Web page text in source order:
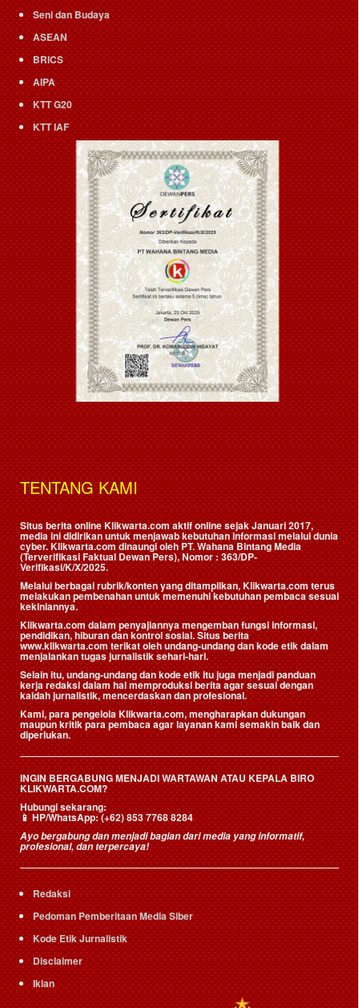
Seni dan Budaya
ASEAN
BRICS
AIPA
KTT G20
KTT IAF
TENTANG KAMI
Situs berita online Klikwarta.com aktif online sejak Januari 2017,
media ini didirikan untuk menjawab kebutuhan informasi melalui dunia
cyber. Klikwarta.com dinaungi oleh PT. Wahana Bintang Media
(Terverifikasi Faktual Dewan Pers), Nomor : 363/DP-
Verifikasi/K/X/2025.
Melalui berbagai rubrik/konten yang ditampilkan, Klikwarta.com terus
melakukan pembenahan untuk memenuhi kebutuhan pembaca sesuai
kekiniannya.
Klikwarta.com dalam penyajiannya mengemban fungsi informasi,
pendidikan, hiburan dan kontrol sosial. Situs berita
www.klikwarta.com terikat oleh undang-undang dan kode etik dalam
menjalankan tugas jurnalistik sehari-hari.
Selain itu, undang-undang dan kode etik itu juga menjadi panduan
kerja redaksi dalam hal memproduksi berita agar sesuai dengan
kaidah jurnalistik, mencerdaskan dan profesional.
Kami, para pengelola Klikwarta.com, mengharapkan dukungan
maupun kritik para pembaca agar layanan kami semakin baik dan
diperlukan.
INGIN BERGABUNG MENJADI WARTAWAN ATAU KEPALA BIRO
KLIKWARTA.COM?
Hubungi sekarang:
📱HP/WhatsApp:(+62) 853 7768 8284
Ayo bergabung dan menjadi bagian dari media yang informatif,
profesional, dan terpercaya!
Redaksi
Pedoman Pemberitaan Media Siber
Kode Etik Jurnalistik
Disclaimer
Iklan